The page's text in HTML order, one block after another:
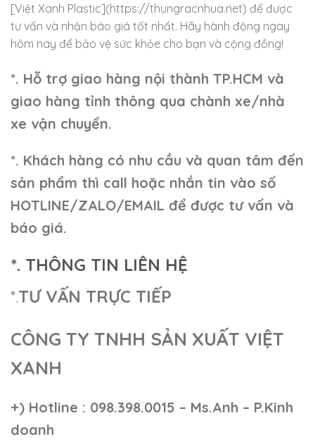
[Việt Xanh Plastic](https://thungracnhua.net) để được
tư vấn và nhận báo giá tốt nhất. Hãy hành động ngay
hôm nay để bảo vệ sức khỏe cho bạn và cộng đồng!
*. Hỗ trợ giao hàng nội thành TP.HCM và
giao hàng tỉnh thông qua chành xe/nhà
xe vận chuyển.
*. Khách hàng có nhu cầu và quan tâm đến
sản phẩm thì call hoặc nhắn tin vào số
HOTLINE/ZALO/EMAIL để được tư vấn và
báo giá.
*. THÔNG TIN LIÊN HỆ
*.TƯ VẤN TRỰC TIẾP
CÔNG TY TNHH SẢN XUẤT VIỆT
XANH
+) Hotline : 098.398.0015 – Ms.Anh – P.Kinh
doanh